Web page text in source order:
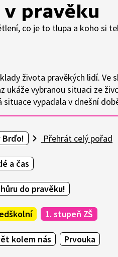
pravěku
co je to tlupa a koho si
života pravěkých lidí. Ve
ukáže vybranou situaci ze
vypadala v dnešní
Brďo! Přehrát celý pořad
a čas
do pravěku!
1. stupeň ZŠ
kolem nás Prvouka